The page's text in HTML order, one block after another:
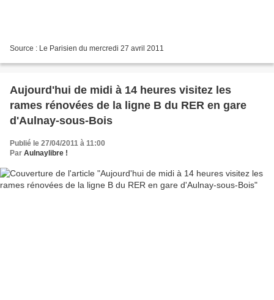
Source : Le Parisien du mercredi 27 avril 2011
Aujourd'hui de midi à 14 heures visitez les
rames rénovées de la ligne B du RER en gare
d'Aulnay-sous-Bois
Publié le 27/04/2011 à 11:00
Par Aulnaylibre !